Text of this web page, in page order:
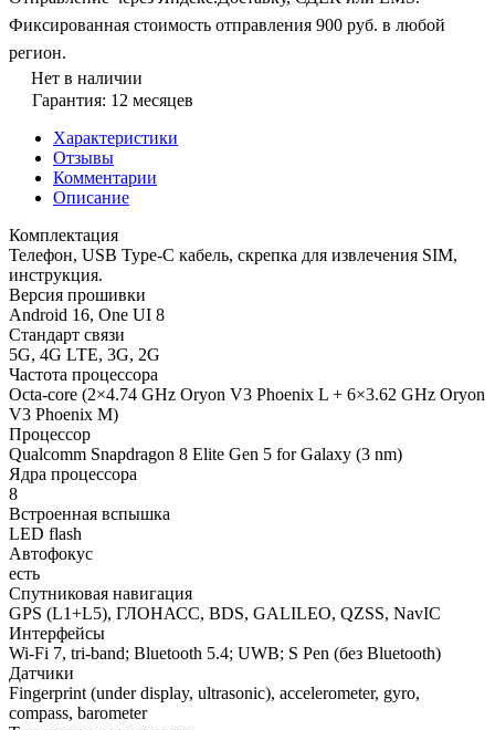
Фиксированная стоимость отправления 900 руб. в любой
регион.
Нет в наличии
Гарантия: 12 месяцев
Характеристики
Отзывы
Комментарии
Описание
Комплектация
Телефон, USB Type-C кабель, скрепка для извлечения SIM,
инструкция.
Версия прошивки
Android 16, One UI 8
Стандарт связи
5G, 4G LTE, 3G, 2G
Частота процессора
Octa-core (2×4.74 GHz Oryon V3 Phoenix L + 6×3.62 GHz Oryon
V3 Phoenix M)
Процессор
Qualcomm Snapdragon 8 Elite Gen 5 for Galaxy (3 nm)
Ядра процессора
8
Встроенная вспышка
LED flash
Автофокус
есть
Спутниковая навигация
GPS (L1+L5), ГЛОНАСС, BDS, GALILEO, QZSS, NavIC
Интерфейсы
Wi-Fi 7, tri-band; Bluetooth 5.4; UWB; S Pen (без Bluetooth)
Датчики
Fingerprint (under display, ultrasonic), accelerometer, gyro,
compass, barometer